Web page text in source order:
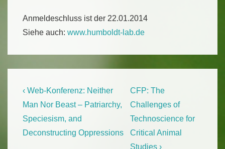
Anmeldeschluss ist der 22.01.2014
Siehe auch: www.humboldt-lab.de
Beitragsnavigation
Previous
Post
is
‹ Web-Konferenz: Neither
Man Nor Beast – Patriarchy,
Speciesism, and
Deconstructing Oppressions
Next
Post
is
CFP: The
Challenges of
Technoscience for
Critical Animal
Studies ›